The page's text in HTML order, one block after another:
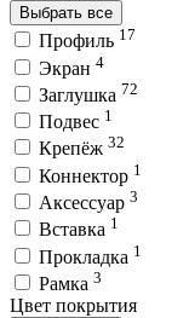
Выбрать все
Профиль 17
Экран 4
Заглушка 72
Подвес 1
Крепёж 32
Коннектор 1
Аксессуар 3
Вставка 1
Прокладка 1
Рамка 3
Цвет покрытия